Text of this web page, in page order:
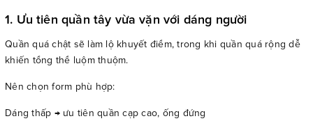
1. Ưu tiên quần tây vừa vặn với dáng người
Quần quá chật sẽ làm lộ khuyết điểm, trong khi quần quá rộng dễ
khiến tổng thể luộm thuộm.
Nên chọn form phù hợp:
Dáng thấp → ưu tiên quần cạp cao, ống đứng